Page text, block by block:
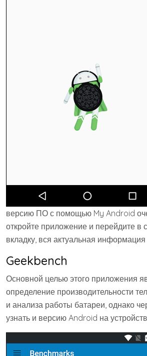
версию ПО с помощью My Android
откройте приложение и перейдите в
вкладку, вся актуальная информация
Geekbench
Основной целью этого приложения
определение производительности
и анализа работы батареи, однако
узнать и версию Android на